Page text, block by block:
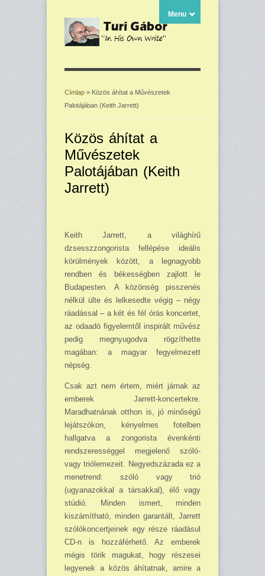
Menu
Jelenlegi hely
Címlap » Közös áhítat a Művészetek
Palotájában (Keith Jarrett)
Közös áhítat a
Művészetek
Palotájában (Keith
Jarrett)
Keith Jarrett, a világhírű
dzsesszzongorista fellépése ideális
körülmények között, a legnagyobb
rendben és békességben zajlott le
Budapesten. A közönség pisszenés
nélkül ülte és lelkesedte végig – négy
ráadással – a két és fél órás koncertet,
az odaadó figyelemtől inspirált művész
pedig megnyugodva rögzíthette
magában: a magyar fegyelmezett
népség.
Csak azt nem értem, miért járnak az
emberek Jarrett-koncertekre.
Maradhatnának otthon is, jó minőségű
lejátszókon, kényelmes fotelben
hallgatva a zongorista évenkénti
rendsze­res­séggel megjelenő szóló-
vagy triólemezeit. Negyedszázada ez a
menetrend: szóló vagy trió
(ugyanazokkal a társakkal), élő vagy
stúdió. Minden ismert, minden
kiszámítható, minden ga­rantált, Jarrett
szólókoncertjeinek egy része ráadásul
CD-n is hozzáférhető. Az emberek
mégis törik magukat, hogy részesei
legyenek a közös áhítatnak, amire a